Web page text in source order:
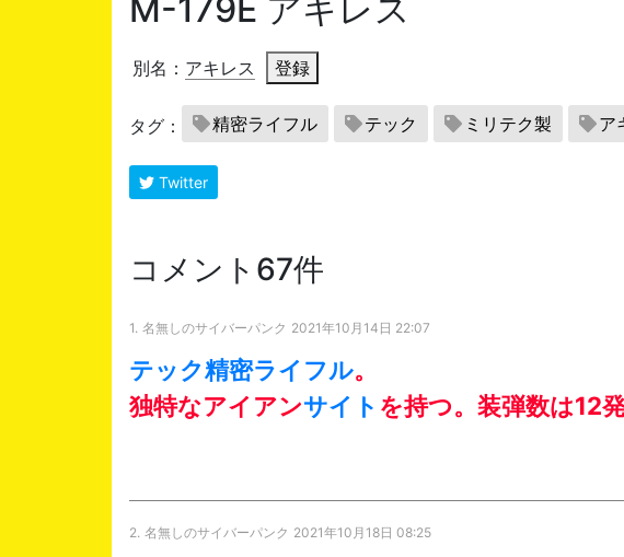
M-179E アキレス
別名： アキレス 登録
タグ： 精密ライフル テック ミリテク製 ア
Twitter
コメント67件
1. 名無しのサイバーパンク 2021年10月14日 22:07
テック精密ライフル。
独特なアイアンサイト を持つ。装弾数は12発
2. 名無しのサイバーパンク 2021年10月18日 08:25